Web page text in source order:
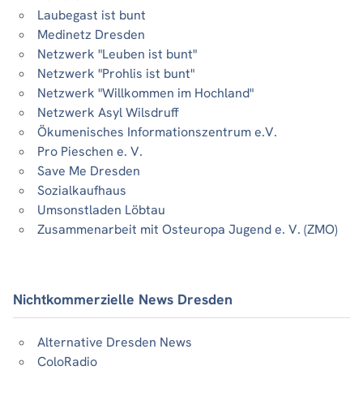
Laubegast ist bunt
Medinetz Dresden
Netzwerk "Leuben ist bunt"
Netzwerk "Prohlis ist bunt"
Netzwerk "Willkommen im Hochland"
Netzwerk Asyl Wilsdruff
Ökumenisches Informationszentrum e.V.
Pro Pieschen e. V.
Save Me Dresden
Sozialkaufhaus
Umsonstladen Löbtau
Zusammenarbeit mit Osteuropa Jugend e. V. (ZMO)
Nichtkommerzielle News Dresden
Alternative Dresden News
ColoRadio